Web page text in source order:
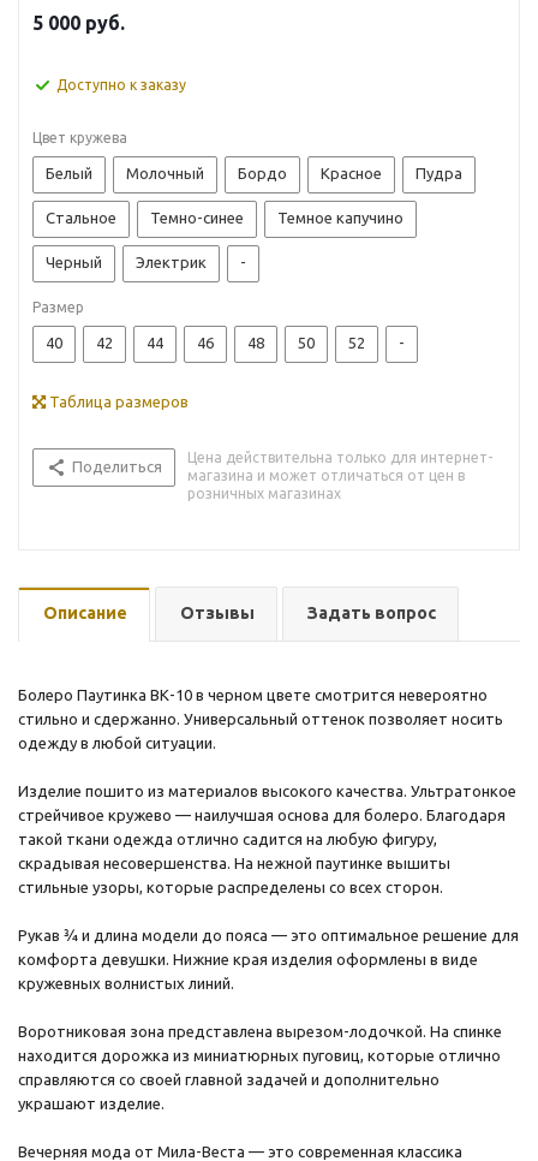
5 000 руб.
Доступно к заказу
Цвет кружева
Белый Молочный Бордо Красное Пудра
Стальное Темно-синее Темное капучино
Черный Электрик -
Размер
40 42 44 46 48 50 52 -
Таблица размеров
Поделиться
Цена действительна только для интернет-
магазина и может отличаться от цен в
розничных магазинах
Описание Отзывы Задать вопрос
Болеро Паутинка ВК-10 в черном цвете смотрится невероятно
стильно и сдержанно. Универсальный оттенок позволяет носить
одежду в любой ситуации.
Изделие пошито из материалов высокого качества. Ультратонкое
стрейчивое кружево — наилучшая основа для болеро. Благодаря
такой ткани одежда отлично садится на любую фигуру,
скрадывая несовершенства. На нежной паутинке вышиты
стильные узоры, которые распределены со всех сторон.
Рукав ¾ и длина модели до пояса — это оптимальное решение для
комфорта девушки. Нижние края изделия оформлены в виде
кружевных волнистых линий.
Воротниковая зона представлена вырезом-лодочкой. На спинке
находится дорожка из миниатюрных пуговиц, которые отлично
справляются со своей главной задачей и дополнительно
украшают изделие.
Вечерняя мода от Мила-Веста — это современная классика